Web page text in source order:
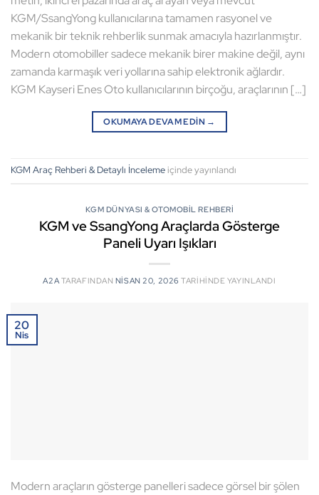
KGM/SsangYong kullanıcılarına tamamen rasyonel ve
mekanik bir teknik rehberlik sunmak amacıyla hazırlanmıştır.
Modern otomobiller sadece mekanik birer makine değil, aynı
zamanda karmaşık veri yollarına sahip elektronik ağlardır.
KGM Kayseri Enes Oto kullanıcılarının birçoğu, araçlarının […]
OKUMAYA DEVAM EDIN →
KGM Araç Rehberi & Detaylı İncelemeiçinde yayınlandı
KGM DÜNYASI & OTOMOBIL REHBERI
KGM ve SsangYong Araçlarda Gösterge
Paneli Uyarı Işıkları
A2ATARAFINDAN NISAN 20, 2026 TARIHINDE YAYINLANDI
20
Nis
Modern araçların gösterge panelleri sadece görsel bir şölen